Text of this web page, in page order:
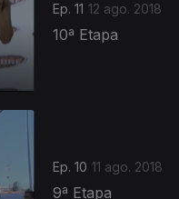
Ep. 11 12 ago. 2018
10ª Etapa
Ep. 10 11 ago. 2018
9ª Etapa